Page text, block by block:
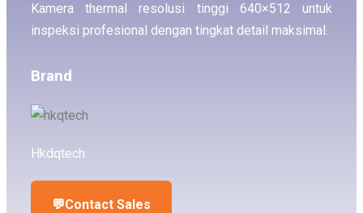
Kamera thermal resolusi tinggi 640×512 untuk
inspeksi profesional dengan tingkat detail maksimal.
Brand
Hkdqtech
💬Contact Sales